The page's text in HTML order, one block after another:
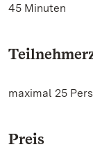
45 Minuten
maximal 25
Preis